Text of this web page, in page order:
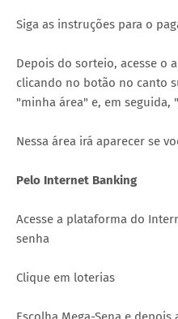
Siga as instruções para o
Depois do sorteio, acesse o
clicando no botão no canto
"minha área" e, em seguida,
Nessa área irá aparecer se
Pelo Internet Banking
Acesse a plataforma do
senha
Clique em loterias